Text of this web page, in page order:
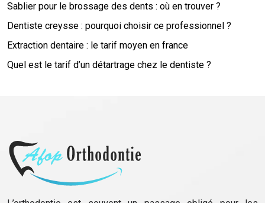
Sablier pour le brossage des dents : où en trouver ?
Dentiste creysse : pourquoi choisir ce professionnel ?
Extraction dentaire : le tarif moyen en france
Quel est le tarif d’un détartrage chez le dentiste ?